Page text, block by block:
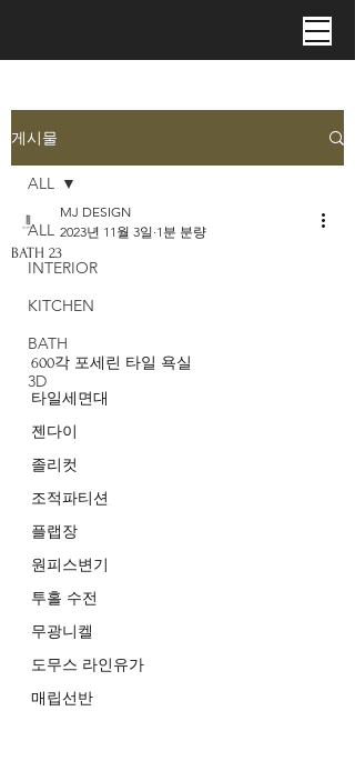
게시물
ALL
INTERIOR
KITCHEN
BATH
3D
ALL
BATH 23
MJ DESIGN
2023년 11월 3일 1분 분량
600각 포세린 타일 욕실
타일세면대
젠다이
졸리컷
조적파티션
플랩장
원피스변기
투홀 수전
무광니켈
도무스 라인유가
매립선반